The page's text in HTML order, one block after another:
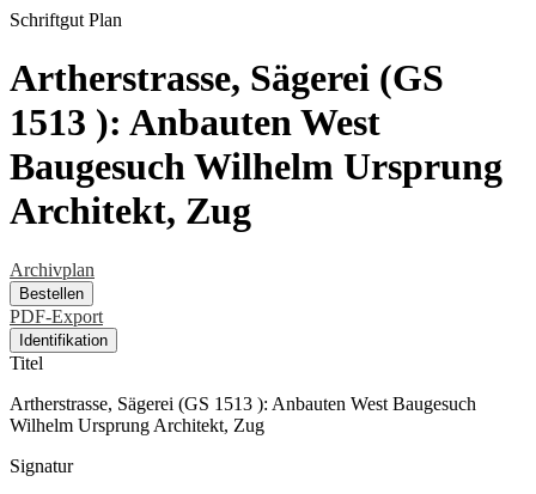
Schriftgut Plan
Artherstrasse, Sägerei (GS
1513 ): Anbauten West
Baugesuch Wilhelm Ursprung
Architekt, Zug
Archivplan
Bestellen
PDF-Export
Identifikation
Titel
Artherstrasse, Sägerei (GS 1513 ): Anbauten West Baugesuch
Wilhelm Ursprung Architekt, Zug
Signatur